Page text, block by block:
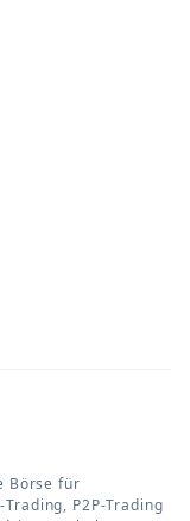
Börse für
P2P-Trading